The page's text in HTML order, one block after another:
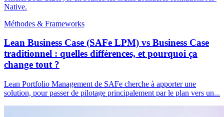
Native.
Méthodes & Frameworks
Lean Business Case (SAFe LPM) vs Business Case
traditionnel : quelles différences, et pourquoi ça
change tout ?
Lean Portfolio Management de SAFe cherche à apporter une
solution, pour passer de pilotage principalement par le plan vers un...